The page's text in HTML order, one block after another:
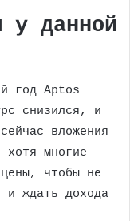
у данной
год Aptos
снизился, и
вложения
многие
чтобы не
и ждать дохода